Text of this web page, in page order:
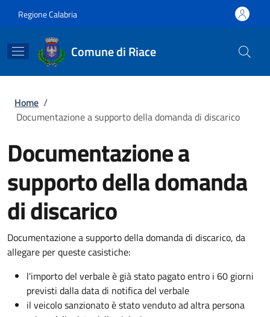
Regione Calabria
Comune di Riace
Briciole di pane
Home /
Documentazione a supporto della domanda di discarico
Documentazione a
supporto della domanda
di discarico
Documentazione a supporto della domanda di discarico, da
allegare per queste casistiche:
l'importo del verbale è già stato pagato entro i 60 giorni
previsti dalla data di notifica del verbale
il veicolo sanzionato è stato venduto ad altra persona